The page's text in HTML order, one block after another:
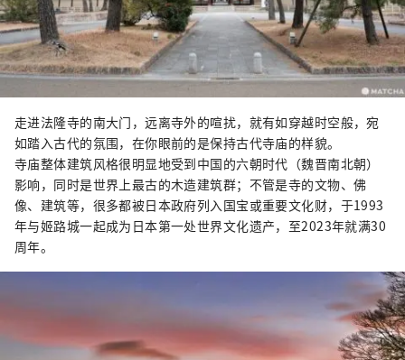
走进法隆寺的南大门，远离寺外的喧扰，就有如穿越时空般，宛
如踏入古代的氛围，在你眼前的是保持古代寺庙的样貌。
寺庙整体建筑风格很明显地受到中国的六朝时代（魏晋南北朝）
影响，同时是世界上最古的木造建筑群；不管是寺的文物、佛
像、建筑等，很多都被日本政府列入国宝或重要文化财，于1993
年与姬路城一起成为日本第一处世界文化遗产，至2023年就满30
周年。